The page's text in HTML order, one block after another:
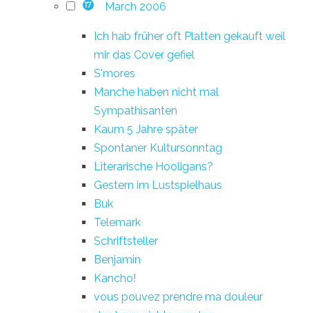
17 March 2006
Ich hab früher oft Platten gekauft weil
mir das Cover gefiel
S'mores
Manche haben nicht mal
Sympathisanten
Kaum 5 Jahre später
Spontaner Kultursonntag
Literarische Hooligans?
Gestern im Lustspielhaus
Buk
Telemark
Schriftsteller
Benjamin
Kancho!
vous pouvez prendre ma douleur